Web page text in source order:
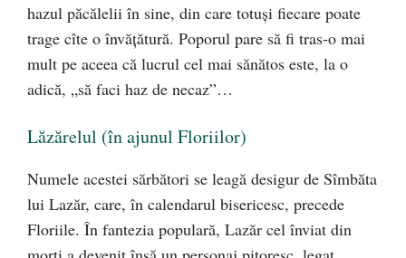
hazul păcălelii în sine, din care totuşi fiecare poate
trage cîte o învăţătură. Poporul pare să fi tras-o mai
mult pe aceea că lucrul cel mai sănătos este, la o
adică, „să faci haz de necaz”…
Lăzărelul (în ajunul Floriilor)
Numele acestei sărbători se leagă desigur de Sîmbăta
lui Lazăr, care, în calendarul bisericesc, precede
Floriile. În fantezia populară, Lazăr cel înviat din